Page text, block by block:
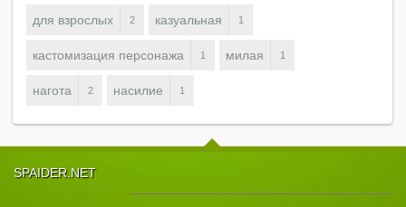
для взрослых 2 казуальная 1
кастомизация персонажа 1 милая 1
нагота 2 насилие 1
SPAIDER.NET